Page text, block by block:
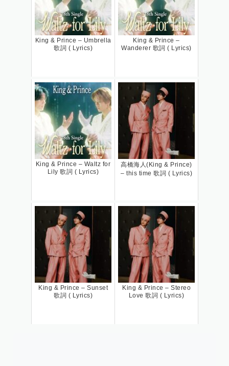
King & Prince – Umbrella
歌詞 ( Lyrics)
King & Prince –
Wanderer 歌詞 ( Lyrics)
King & Prince – Waltz for
Lily 歌詞 ( Lyrics)
高橋海人(King & Prince)
– this time 歌詞 ( Lyrics)
King & Prince – Sunset
歌詞 ( Lyrics)
King & Prince – Stereo
Love 歌詞 ( Lyrics)